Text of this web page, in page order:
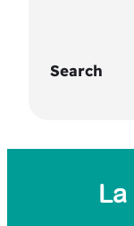
Search
e